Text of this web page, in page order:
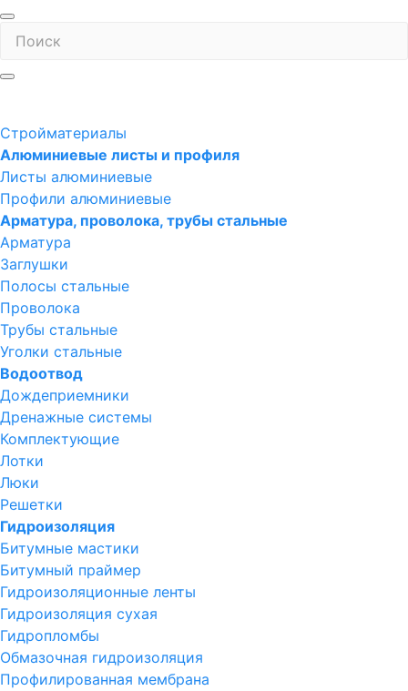
Стройматериалы
Алюминиевые листы и профиля
Листы алюминиевые
Профили алюминиевые
Арматура, проволока, трубы стальные
Арматура
Заглушки
Полосы стальные
Проволока
Трубы стальные
Уголки стальные
Водоотвод
Дождеприемники
Дренажные системы
Комплектующие
Лотки
Люки
Решетки
Гидроизоляция
Битумные мастики
Битумный праймер
Гидроизоляционные ленты
Гидроизоляция сухая
Гидропломбы
Обмазочная гидроизоляция
Профилированная мембрана